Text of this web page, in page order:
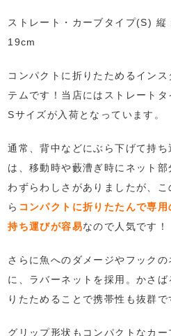
ストレート・カーブタイプ(S)
19cm
コンパクトに折りたためるイン
テムです！当店にはストレート
Sサイズが入荷となっています。
通常、背中などにぶら下げて持ち
は、移動時や藪漕ぎ時にネット
わずらわしさがありましたが、
ら コンパクトに折りたたんで専用
持ち運びが容易なので人気です！
さらに魚へのダメージやフック
に、ラバーネットを採用。かさ
りたためることで携帯性も抜群で
グリップ形状もコンパクトなカ